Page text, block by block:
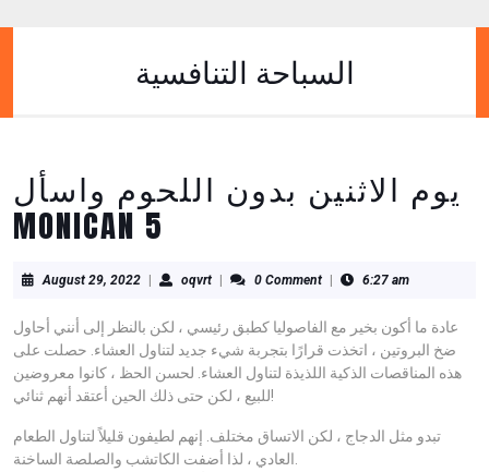
to
السباحة التنافسية
يوم الاثنين بدون اللحوم واسأل
MONICAN 5
August 29, 2022August
2022
oqvrtoqvrt 0 Comment 6:27 am
عادة ما أكون بخير مع الفاصوليا كطبق رئيسي ، لكن بالنظر إلى أنني أحاول
ضخ البروتين ، اتخذت قرارًا بتجربة شيء جديد لتناول العشاء. حصلت على
هذه المناقصات الذكية اللذيذة لتناول العشاء. لحسن الحظ ، كانوا معروضين
للبيع ، لكن حتى ذلك الحين أعتقد أنهم ثنائي!
تبدو مثل الدجاج ، لكن الاتساق مختلف. إنهم لطيفون قليلاً لتناول الطعام